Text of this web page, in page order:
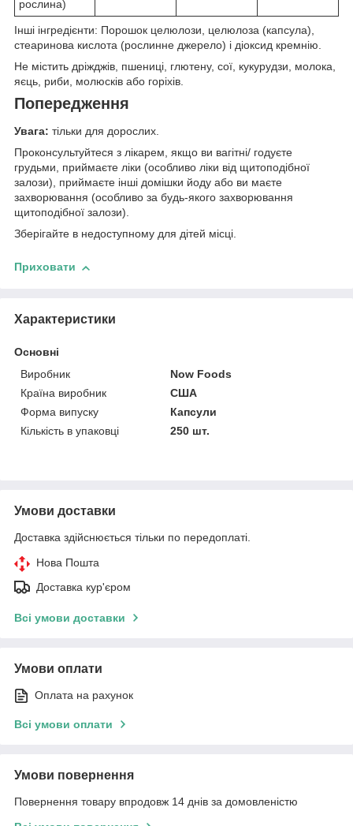
рослина)
Інші інгредієнти: Порошок целюлози, целюлоза (капсула),
стеаринова кислота (рослинне джерело) і діоксид кремнію.
Не містить дріжджів, пшениці, глютену, сої, кукурудзи, молока,
яєць, риби, молюсків або горіхів.
Попередження
Увага: тільки для дорослих.
Проконсультуйтеся з лікарем, якщо ви вагітні/ годуєте
грудьми, приймаєте ліки (особливо ліки від щитоподібної
залози), приймаєте інші домішки йоду або ви маєте
захворювання (особливо за будь-якого захворювання
щитоподібної залози).
Зберігайте в недоступному для дітей місці.
Приховати
Характеристики
Основні
Виробник
Now Foods
Країна виробник
США
Форма випуску
Капсули
Кількість в упаковці
250 шт.
Умови доставки
Доставка здійснюється тільки по передоплаті.
Нова Пошта
Доставка кур'єром
Всі умови доставки
Умови оплати
Оплата на рахунок
Всі умови оплати
Умови повернення
Повернення товару впродовж 14 днів за домовленістю